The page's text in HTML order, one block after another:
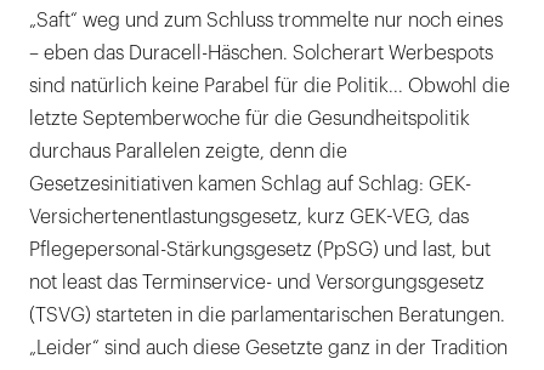
„Saft“ weg und zum Schluss trommelte nur noch eines
– eben das Duracell-Häschen. Solcherart Werbespots
sind natürlich keine Parabel für die Politik... Obwohl die
letzte Septemberwoche für die Gesundheitspolitik
durchaus Parallelen zeigte, denn die
Gesetzesinitiativen kamen Schlag auf Schlag: GEK-
Versichertenentlastungsgesetz, kurz GEK-VEG, das
Pflegepersonal-Stärkungsgesetz (PpSG) und last, but
not least das Terminservice- und Versorgungsgesetz
(TSVG) starteten in die parlamentarischen Beratungen.
„Leider“ sind auch diese Gesetzte ganz in der Tradition